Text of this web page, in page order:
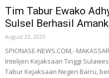
Tim Tabur Ewako
Sulsel Berhasil
August 23, 2023
SPIONASE-NEWS.COM,-
Intelijen Kejaksaan Tinggi
Tabur Kejaksaan Negeri Barru,